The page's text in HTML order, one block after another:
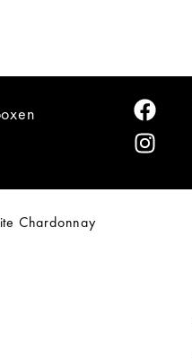
Chardonnay